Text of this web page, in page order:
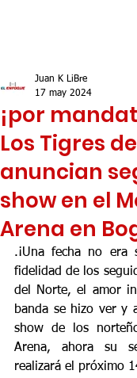
¡por
Los Tigres
anuncian
show en el
Arena en
Juan K LiBre
17 may 2024
.¡Una fecha no era
fidelidad de los
del Norte, el amor
banda se hizo ver y
show de los
Arena, ahora su
realizará el próximo